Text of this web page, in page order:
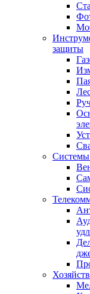
защиты
Системы